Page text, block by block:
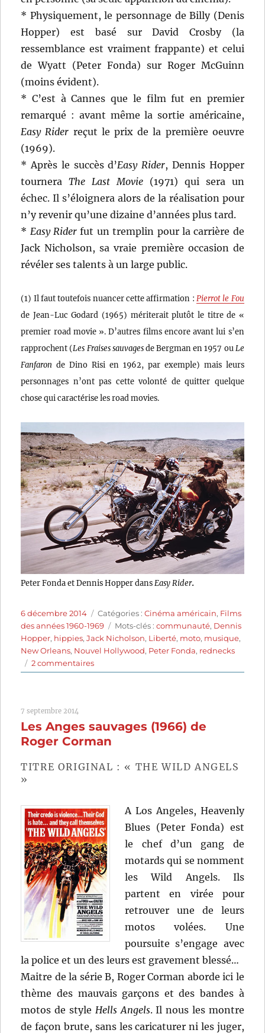
* Physiquement, le personnage de Billy (Denis
Hopper) est basé sur David Crosby (la
ressemblance est vraiment frappante) et celui
de Wyatt (Peter Fonda) sur Roger McGuinn
(moins évident).
* C’est à Cannes que le film fut en premier
remarqué : avant même la sortie américaine,
Easy Rider reçut le prix de la première oeuvre
(1969).
* Après le succès d’Easy Rider, Dennis Hopper
tourneraThe Last Movie (1971) qui sera un
échec. Il s’éloignera alors de la réalisation pour
n’y revenir qu’une dizaine d’années plus tard.
* Easy Rider fut un tremplin pour la carrière de
Jack Nicholson, sa vraie première occasion de
révéler ses talents à un large public.
(1) Il faut toutefois nuancer cette affirmation : Pierrot le Fou
de Jean-Luc Godard (1965) mériterait plutôt le titre de «
premier road movie ». D’autres films encore avant lui s’en
rapprochent (Les Fraises sauvagesde Bergman en 1957 ou Le
Fanfaron de Dino Risi en 1962, par exemple) mais leurs
personnages n’ont pas cette volonté de quitter quelque
chose qui caractérise les road movies.
Peter Fonda et Dennis Hopper dansEasy Rider.
Publié
le
6 décembre 2014 Catégories
Catégories :Cinéma américain, Films
des années 1960-1969
Étiquettes
Mots-clés :communauté, Dennis
Hopper, hippies,Jack Nicholson, Liberté, moto, musique,
New Orleans, Nouvel Hollywood, Peter Fonda, rednecks
2 commentairessur
Easy
Dennis
Hopper
7 septembre 2014
Les Anges sauvages (1966) de
Roger Corman
TITRE ORIGINAL : « THE WILD ANGELS
»
A Los Angeles, Heavenly
Blues (Peter Fonda) est
le chef d’un gang de
motards qui se nomment
les Wild Angels. Ils
partent en virée pour
retrouver une de leurs
motos volées. Une
poursuite s’engage avec
la police et un des leurs est gravement blessé…
Maitre de la série B, Roger Corman aborde ici le
thème des mauvais garçons et des bandes à
motos de style Hells Angels. Il nous les montre
de façon brute, sans les caricaturer ni les juger,